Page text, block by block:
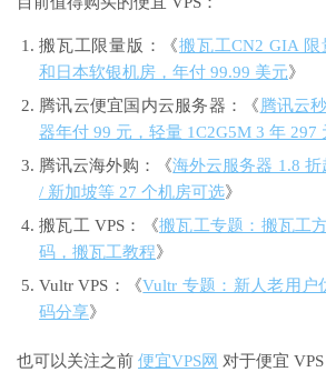
搬瓦工限量版：《搬瓦工CN2 GIA
和日本软银机房，年付 99.99 美元》
腾讯云便宜国内云服务器：《腾讯云
器年付 99 元，轻量 1C2G5M 3 年 297
腾讯云海外购：《海外云服务器 1.8 折
/ 新加坡等 27 个机房可选》
搬瓦工 VPS：《搬瓦工专题：搬瓦工
码，搬瓦工教程》
Vultr VPS：《Vultr 专题：新人老用户
码分享》
也可以关注之前 便宜VPS网 对于便宜 VPS